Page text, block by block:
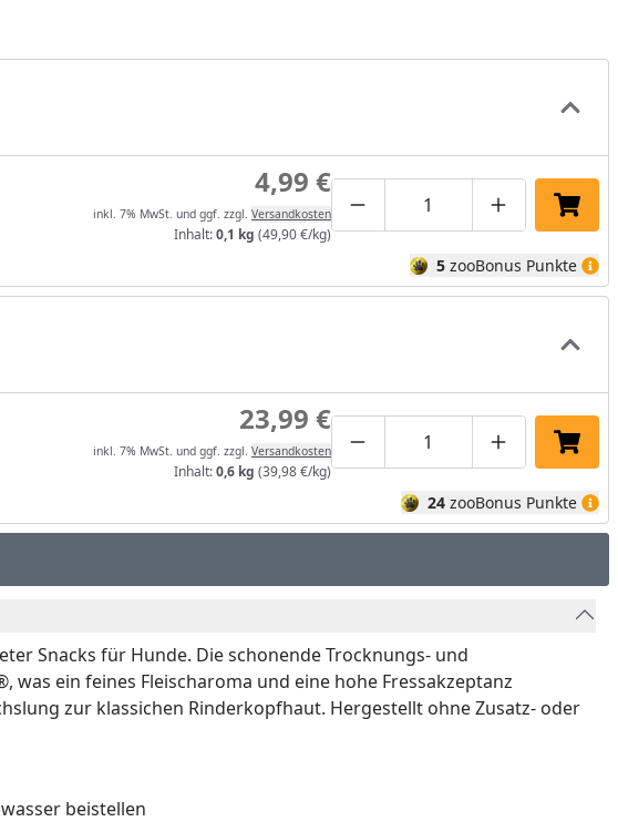
4,99 €
inkl. 7% MwSt. und ggf. zzgl. Versandkosten
Inhalt:0,1 kg (49,90 €/kg)
Produktmenge um eins
Produktmenge In
5 zooBonus Punkte
23,99 €
inkl. 7% MwSt. und ggf. zzgl. Versandkosten
Inhalt:0,6 kg (39,98 €/kg)
Produktmenge um eins
Produktmenge In
24 zooBonus Punkte
Snacks für Hunde. Die schonende Trocknungs- und
ein feines Fleischaroma und eine hohe Fressakzeptanz
zur klassichen Rinderkopfhaut. Hergestellt ohne Zusatz- oder
beistellen